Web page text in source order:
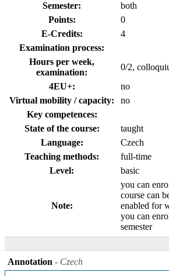
Semester:
both
Points:
0
E-Credits:
4
Examination process:
Hours per week,
examination:
0/2,
4EU+:
no
Virtual mobility / capacity:
no
Key competences:
State of the course:
taught
Language:
Czech
Teaching methods:
full-time
Level:
basic
Note:
you can
course can
enabled for
you can
semester
Annotation - Czech